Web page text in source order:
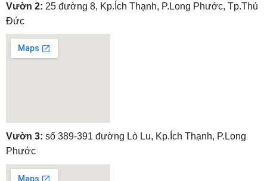
embedgooglemap.net
Vườn 2: 25 đường 8, Kp.Ích Thạnh, P.Long Phước, Tp.Thủ
Đức
embedgooglemap.net
Vườn 3: số 389-391 đường Lò Lu, Kp.Ích Thạnh, P.Long
Phước